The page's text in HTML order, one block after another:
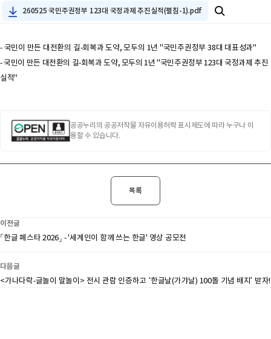
260525 국민주권정부 123대 국정과제 추진실적(펼침-1).pdf
- 국민이 만든 대전환의 길-회복과 도약, 모두의 1년 "국민주권정부 38대 대표성과"
- 국민이 만든 대전환의 길-회복과 도약, 모두의 1년 "국민주권정부 123대 국정과제 추진
실적"
공공누리의 공공저작물 자유이용허락 표시제도에 따라 누구나 이
용할 수 있습니다.
목록
이전글
「한글 페스타 2026」 - '세계인이 함께 쓰는 한글' 영상 공모전
다음글
<가나다락-글놀이 말놀이> 전시 관람 인증하고 ‘한글날(가갸날) 100돌 기념 배지’ 받자!